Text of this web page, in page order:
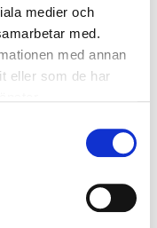
medier och
med.
med annan
eller som de har